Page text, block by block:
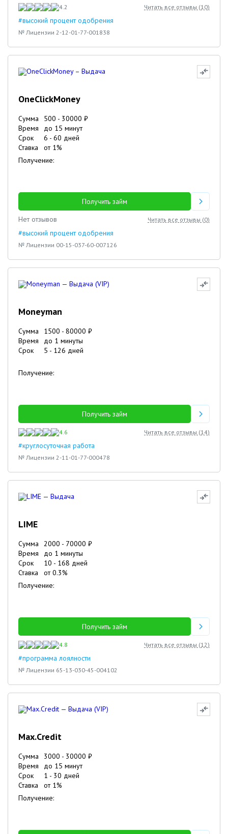
4.2 Читать все отзывы (10)
#высокий процент одобрения
№ Лицензии 2-12-01-77-001838
OneClickMoney
Сумма 500 - 30000 ₽
Время
до 15 минут
Срок
6 - 60 дней
Ставка
от 1%
Получение:
Получить займ
Нет отзывов
Читать все отзывы (0)
#высокий процент одобрения
№ Лицензии 00-15-037-60-007126
Moneyman
Сумма 1500 - 80000 ₽
Время
до 1 минуты
Срок
5 - 126 дней
Получение:
Получить займ
4.6 Читать все отзывы (14)
#круглосуточная работа
№ Лицензии 2-11-01-77-000478
LIME
Сумма 2000 - 70000 ₽
Время
до 1 минуты
Срок
10 - 168 дней
Ставка
от0.3%
Получение:
Получить займ
4.8 Читать все отзывы (12)
#программа лоялности
№ Лицензии 65-13-030-45-004102
Max.Credit
Сумма 3000 - 30000 ₽
Время
до 15 минут
Срок
1 - 30 дней
Ставка
от 1%
Получение: